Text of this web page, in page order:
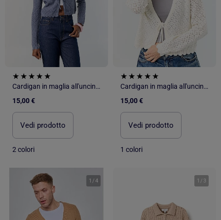
Cardigan in maglia all'uncinetto traforata
15,00 €
Vedi prodotto
2 colori
Cardigan in maglia all'uncinetto traforata
15,00 €
Vedi prodotto
1 colori
1 /4 1 / 3